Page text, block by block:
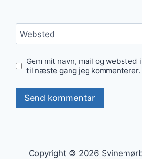
Websted
Gem mit navn, mail og websted
til næste gang jeg kommenterer.
Copyright © 2026